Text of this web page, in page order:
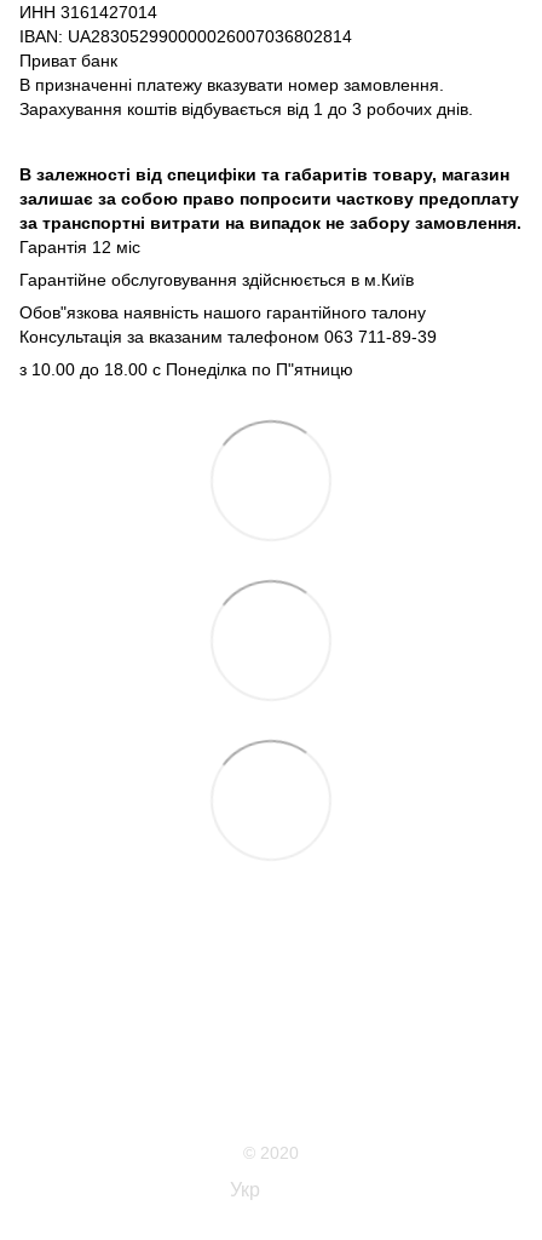
ИНН 3161427014
IBAN: UA283052990000026007036802814
Приват банк
В призначенні платежу вказувати номер замовлення.
Зарахування коштів відбувається від 1 до 3 робочих днів.
В залежності від специфіки та габаритів товару, магазин
залишає за собою право попросити часткову предоплату
за транспортні витрати на випадок не забору замовлення.
Гарантія 12 міс
Гарантійне обслуговування здійснюється в м.Київ
Обов"язкова наявність нашого гарантійного талону
Консультація за вказаним талефоном 063 711-89-39
з 10.00 до 18.00 с Понеділка по П"ятницю
© 2020
Укр